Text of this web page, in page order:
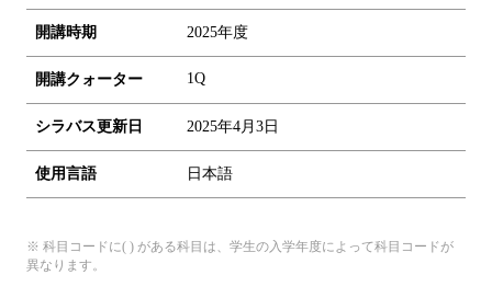
開講時期 2025年度
開講クォーター 1Q
シラバス更新日 2025年4月3日
使用言語 日本語
※ 科目コードに( ) がある科目は、学生の入学年度によって科目コードが
異なります。